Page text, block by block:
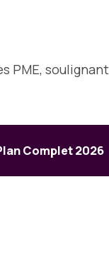
PME,
Complet 2026